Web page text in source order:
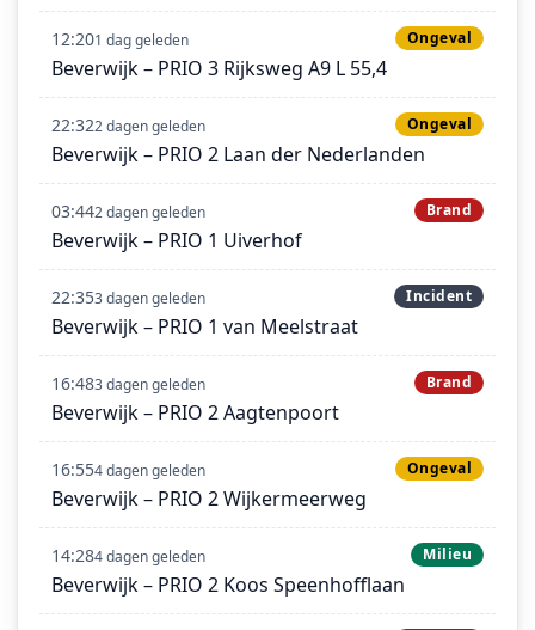
12:201 dag geleden Ongeval
Beverwijk – PRIO 3 Rijksweg A9 L 55,4
22:322 dagen geleden Ongeval
Beverwijk – PRIO 2 Laan der Nederlanden
03:442 dagen geleden Brand
Beverwijk – PRIO 1 Uiverhof
22:353 dagen geleden Incident
Beverwijk – PRIO 1 van Meelstraat
16:483 dagen geleden Brand
Beverwijk – PRIO 2 Aagtenpoort
16:554 dagen geleden Ongeval
Beverwijk – PRIO 2 Wijkermeerweg
14:284 dagen geleden Milieu
Beverwijk – PRIO 2 Koos Speenhofflaan